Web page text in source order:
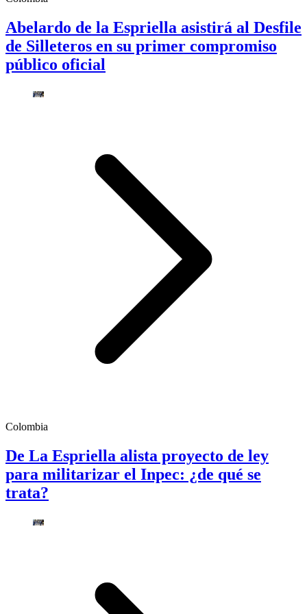
Abelardo de la Espriella asistirá al Desfile
de Silleteros en su primer compromiso
público oficial
Colombia
De La Espriella alista proyecto de ley
para militarizar el Inpec: ¿de qué se
trata?